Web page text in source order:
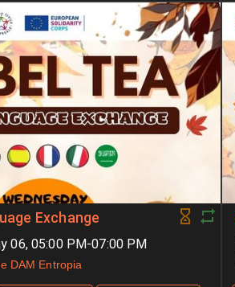
Exchange
06, 05:00 PM-07:00 PM
DAM Entropia